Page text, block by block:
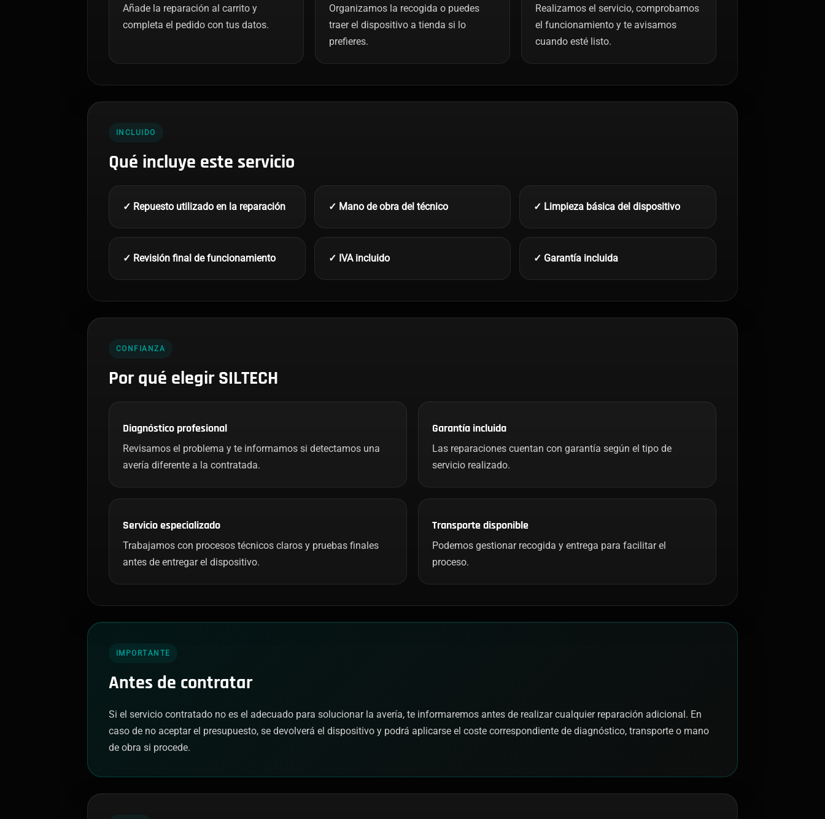
Añade la reparación al carrito y
completa el pedido con tus datos.
Organizamos la recogida o puedes
traer el dispositivo a tienda si lo
prefieres.
Realizamos el servicio, comprobamos
el funcionamiento y te avisamos
cuando esté listo.
INCLUIDO
Qué incluye este servicio
✓ Repuesto utilizado en la reparación ✓ Mano de obra del técnico ✓ Limpieza básica del dispositivo
✓ Revisión final de funcionamiento ✓ IVA incluido ✓ Garantía incluida
CONFIANZA
Por qué elegir SILTECH
Diagnóstico profesional
Revisamos el problema y te informamos si detectamos una
avería diferente a la contratada.
Garantía incluida
Las reparaciones cuentan con garantía según el tipo de
servicio realizado.
Servicio especializado
Trabajamos con procesos técnicos claros y pruebas finales
antes de entregar el dispositivo.
Transporte disponible
Podemos gestionar recogida y entrega para facilitar el
proceso.
IMPORTANTE
Antes de contratar
Si el servicio contratado no es el adecuado para solucionar la avería, te informaremos antes de realizar cualquier reparación adicional. En
caso de no aceptar el presupuesto, se devolverá el dispositivo y podrá aplicarse el coste correspondiente de diagnóstico, transporte o mano
de obra si procede.